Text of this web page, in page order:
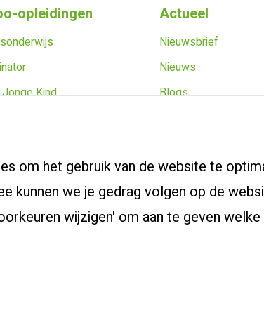
opleidingen
Kind
Actueel
Nieuwsbrief
Nieuws
Blogs
om het gebruik van de website te
kunnen we je gedrag volgen op de
wijzigen' om aan te geven